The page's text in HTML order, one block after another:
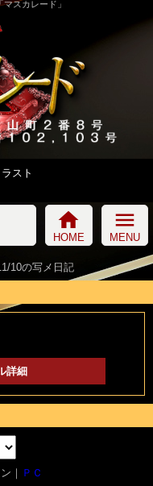
スカレード」
スト
home
HOME
menu
MENU
10の写メ日記
詳細
｜ ＰＣ